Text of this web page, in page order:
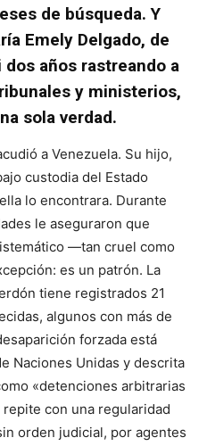
de búsqueda. Y
Emely Delgado, de
años rastreando a
y ministerios,
sola verdad.
a Venezuela. Su hijo,
custodia del Estado
lo encontrara. Durante
le aseguraron que
—tan cruel como
es un patrón. La
tiene registrados 21
algunos con más de
forzada está
Naciones Unidas y descrita
«detenciones arbitrarias
con una regularidad
orden judicial, por agentes